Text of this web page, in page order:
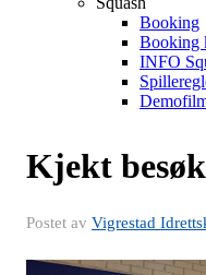
Booking
Booking
INFO
Kjekt
Postet av Vigrestad